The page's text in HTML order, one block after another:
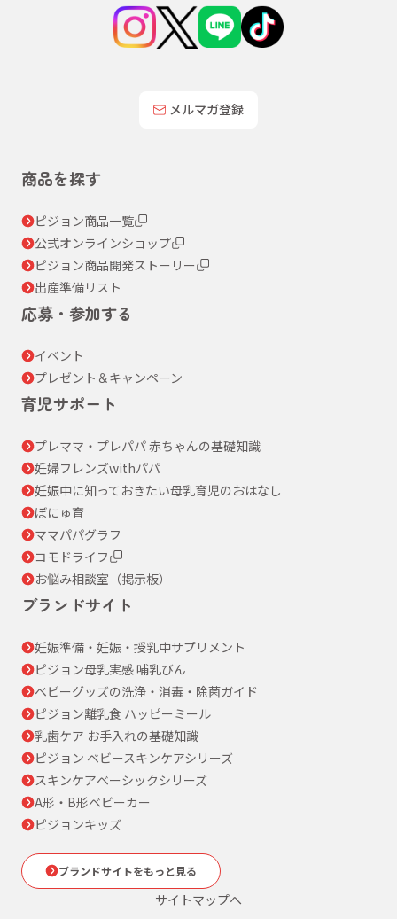
メルマガ登録
商品を探す
ピジョン商品一覧
公式オンラインショップ
ピジョン商品開発ストーリー
出産準備リスト
応募・参加する
イベント
プレゼント＆キャンペーン
育児サポート
プレママ・プレパパ 赤ちゃんの基礎知識
妊婦フレンズwithパパ
妊娠中に知っておきたい母乳育児のおはなし
ぼにゅ育
ママパパグラフ
コモドライフ
お悩み相談室（掲示板）
ブランドサイト
妊娠準備・妊娠・授乳中サプリメント
ピジョン母乳実感 哺乳びん
ベビーグッズの洗浄・消毒・除菌ガイド
ピジョン離乳食 ハッピーミール
乳歯ケア お手入れの基礎知識
ピジョン ベビースキンケアシリーズ
スキンケアベーシックシリーズ
A形・B形ベビーカー
ピジョンキッズ
ブランドサイトをもっと見る
サイトマップへ